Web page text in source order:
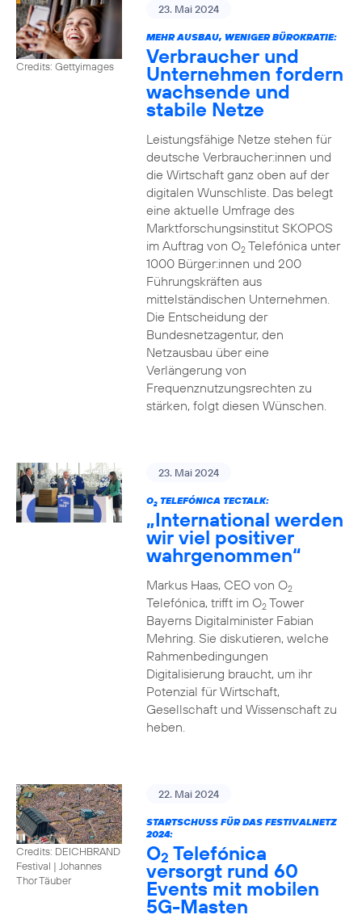
Credits: Gettyimages
23. Mai 2024
MEHR AUSBAU, WENIGER BÜROKRATIE:
Verbraucher und
Unternehmen fordern
wachsende und
stabile Netze
Leistungsfähige Netze stehen für
deutsche Verbraucher:innen und
die Wirtschaft ganz oben auf der
digitalen Wunschliste. Das belegt
eine aktuelle Umfrage des
Marktforschungsinstitut SKOPOS
im Auftrag von O2Telefónica unter
1000 Bürger:innen und 200
Führungskräften aus
mittelständischen Unternehmen.
Die Entscheidung der
Bundesnetzagentur, den
Netzausbau über eine
Verlängerung von
Frequenznutzungsrechten zu
stärken, folgt diesen Wünschen.
23. Mai 2024
O2TELEFÓNICA TECTALK:
„International werden
wir viel positiver
wahrgenommen“
Markus Haas, CEO von O2
Telefónica, trifft im O2Tower
Bayerns Digitalminister Fabian
Mehring. Sie diskutieren, welche
Rahmenbedingungen
Digitalisierung braucht, um ihr
Potenzial für Wirtschaft,
Gesellschaft und Wissenschaft zu
heben.
Credits: DEICHBRAND
Festival | Johannes
Thor Täuber
22. Mai 2024
STARTSCHUSS FÜR DAS FESTIVALNETZ
2024:
O2 Telefónica
versorgt rund 60
Events mit mobilen
5G-Masten